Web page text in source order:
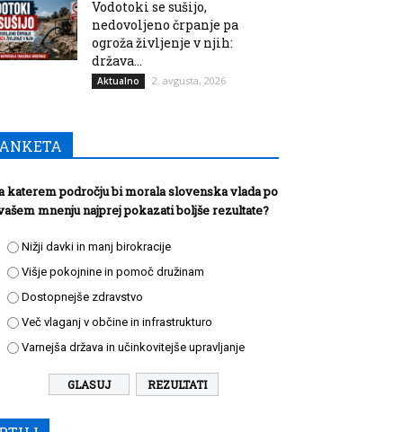
Vodotoki se sušijo,
nedovoljeno črpanje pa
ogroža življenje v njih:
država...
Aktualno 2. avgusta, 2026
katerem področju bi morala slovenska vlada po
mnenju najprej pokazati boljše rezultate?
Nižji davki in manj birokracije
Višje pokojnine in pomoč družinam
Dostopnejše zdravstvo
Več vlaganj v občine in infrastrukturo
Varnejša država in učinkovitejše upravljanje
REZULTATI